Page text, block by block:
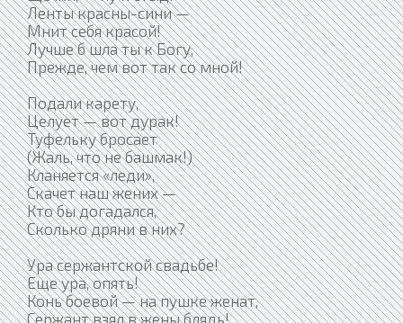
Ленты красны-сини —
Мнит себя красой!
Лучше б шла ты к Богу,
Прежде, чем вот так со мной!
Подали карету,
Целует — вот дурак!
Туфельку бросает
(Жаль, что не башмак!)
Кланяется «леди»,
Скачет наш жених —
Кто бы догадался,
Сколько дряни в них?
Ура сержантской свадьбе!
Еще ура, опять!
Конь боевой — на пушке женат,
Сержант взял в жены блядь!